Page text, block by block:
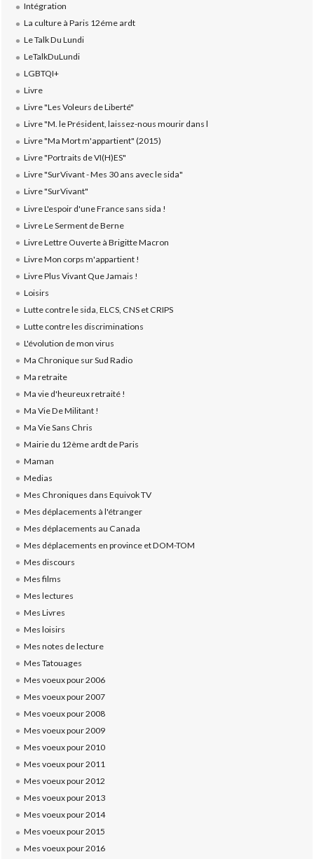
Intégration
La culture à Paris 12éme ardt
Le Talk Du Lundi
LeTalkDuLundi
LGBTQI+
Livre
Livre "Les Voleurs de Liberté"
Livre "M. le Président, laissez-nous mourir dans l
Livre "Ma Mort m'appartient" (2015)
Livre "Portraits de VI(H)ES"
Livre "SurVivant - Mes 30 ans avec le sida"
Livre "SurVivant"
Livre L'espoir d'une France sans sida !
Livre Le Serment de Berne
Livre Lettre Ouverte à Brigitte Macron
Livre Mon corps m'appartient !
Livre Plus Vivant Que Jamais !
Loisirs
Lutte contre le sida, ELCS, CNS et CRIPS
Lutte contre les discriminations
L'évolution de mon virus
Ma Chronique sur Sud Radio
Ma retraite
Ma vie d'heureux retraité !
Ma Vie De Militant !
Ma Vie Sans Chris
Mairie du 12ème ardt de Paris
Maman
Medias
Mes Chroniques dans Equivok TV
Mes déplacements à l'étranger
Mes déplacements au Canada
Mes déplacements en province et DOM-TOM
Mes discours
Mes films
Mes lectures
Mes Livres
Mes loisirs
Mes notes de lecture
Mes Tatouages
Mes voeux pour 2006
Mes voeux pour 2007
Mes voeux pour 2008
Mes voeux pour 2009
Mes voeux pour 2010
Mes voeux pour 2011
Mes voeux pour 2012
Mes voeux pour 2013
Mes voeux pour 2014
Mes voeux pour 2015
Mes voeux pour 2016